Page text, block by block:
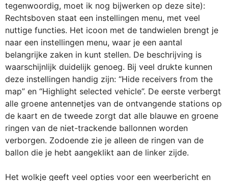
tegenwoordig, moet ik nog bijwerken op deze site):
Rechtsboven staat een instellingen menu, met veel
nuttige functies. Het icoon met de tandwielen brengt je
naar een instellingen menu, waar je een aantal
belangrijke zaken in kunt stellen. De beschrijving is
waarschijnlijk duidelijk genoeg. Bij veel drukte kunnen
deze instellingen handig zijn: “Hide receivers from the
map” en “Highlight selected vehicle”. De eerste verbergt
alle groene antennetjes van de ontvangende stations op
de kaart en de tweede zorgt dat alle blauwe en groene
ringen van de niet-trackende ballonnen worden
verborgen. Zodoende zie je alleen de ringen van de
ballon die je hebt aangeklikt aan de linker zijde.
Het wolkje geeft veel opties voor een weerbericht en